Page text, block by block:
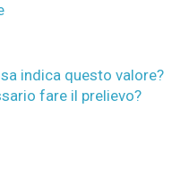
indica questo valore?
fare il prelievo?